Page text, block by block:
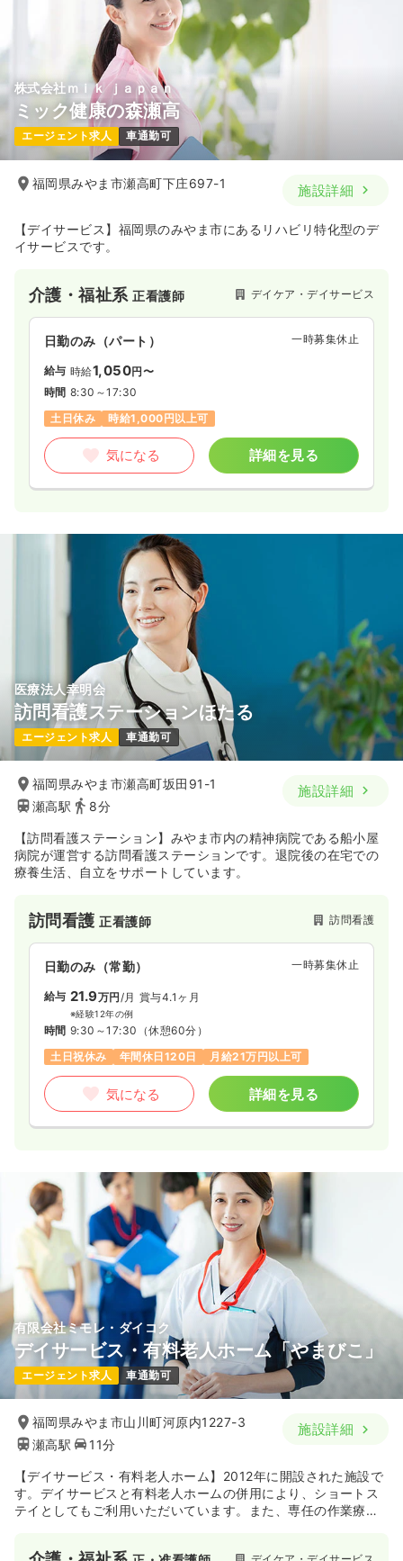
株式会社ｍｉｋ ｊａｐａｎ
ミック健康の森瀬高
エージェント求人 車通勤可
福岡県みやま市瀬高町下庄697-1 施設詳細
【デイサービス】福岡県のみやま市にあるリハビリ特化型のデ
イサービスです。
介護・福祉系正看護師 デイケア・デイサービス
日勤のみ（パート） 一時募集休止
給与 時給1,050円〜
時間 8:30～17:30
土日休み
時給1,000円以上可
気になる 詳細を見る
医療法人幸明会
訪問看護ステーションほたる
エージェント求人 車通勤可
福岡県みやま市瀬高町坂田91-1
瀬高駅
8分
施設詳細
【訪問看護ステーション】みやま市内の精神病院である船小屋
病院が運営する訪問看護ステーションです。退院後の在宅での
療養生活、自立をサポートしています。
訪問看護正看護師 訪問看護
日勤のみ（常勤） 一時募集休止
給与 21.9万円 /月 賞与4.1ヶ月
※経験12年の例
時間 9:30～17:30 （休憩60分）
土日祝休み
年間休日120日 月給21万円以上可
気になる 詳細を見る
有限会社ミモレ・ダイコク
デイサービス・有料老人ホーム「やまびこ」
エージェント求人 車通勤可
福岡県みやま市山川町河原内1227-3
瀬高駅
11分
施設詳細
【デイサービス・有料老人ホーム】2012年に開設された施設で
す。デイサービスと有料老人ホームの併用により、ショートス
テイとしてもご利用いただいています。また、専任の作業療法